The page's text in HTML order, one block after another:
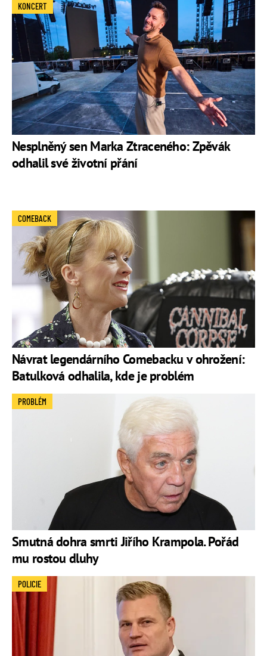
Nesplněný sen Marka Ztraceného: Zpěvák
odhalil své životní přání
KONCERT
Návrat legendárního Comebacku v ohrožení:
Batulková odhalila, kde je problém
COMEBACK
Smutná dohra smrti Jiřího Krampola. Pořád
mu rostou dluhy
PROBLÉM
POLICIE